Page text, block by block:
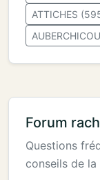
ATTICHES
Forum
Questions
conseils de